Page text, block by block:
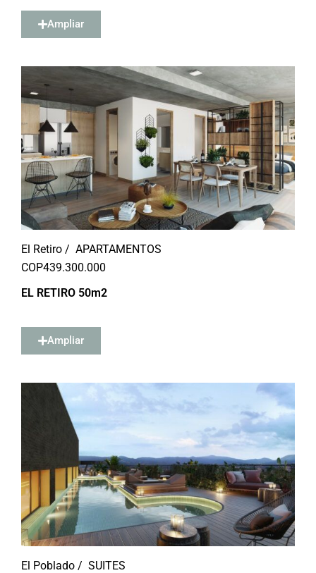
Ampliar
El Retiro / APARTAMENTOS
COP439.300.000
EL RETIRO 50m2
Ampliar
El Poblado / SUITES